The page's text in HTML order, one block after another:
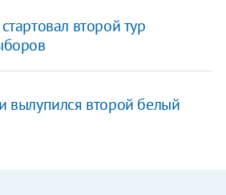
второй тур
вылупился второй белый